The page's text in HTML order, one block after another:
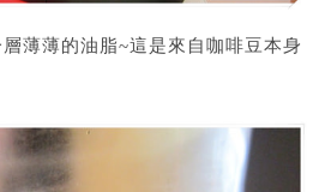
薄薄的油脂~這是來自咖啡豆本身